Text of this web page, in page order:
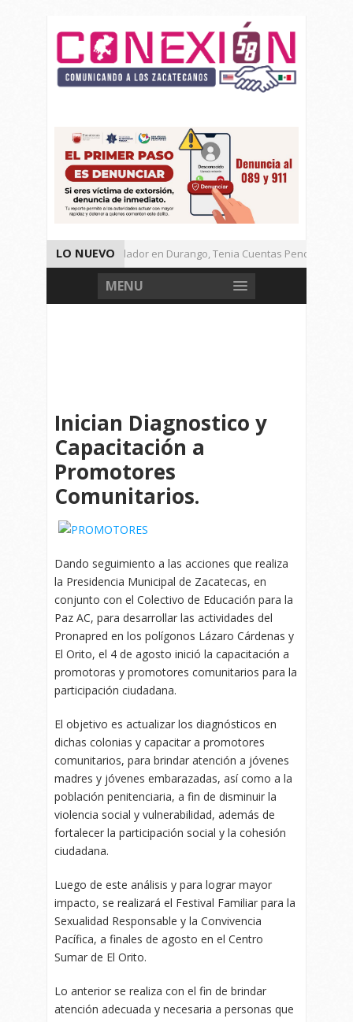
LO NUEVO
Detienen a Defraudador en Durango, Tenia Cuentas Pendientes en
Presenta Presidenta Sheinbaum, 10 Acciones Para Explotación de
MENU
Inician Diagnostico y
Capacitación a
Promotores
Comunitarios.
Dando seguimiento a las acciones que realiza
la Presidencia Municipal de Zacatecas, en
conjunto con el Colectivo de Educación para la
Paz AC, para desarrollar las actividades del
Pronapred en los polígonos Lázaro Cárdenas y
El Orito, el 4 de agosto inició la capacitación a
promotoras y promotores comunitarios para la
participación ciudadana.
El objetivo es actualizar los diagnósticos en
dichas colonias y capacitar a promotores
comunitarios, para brindar atención a jóvenes
madres y jóvenes embarazadas, así como a la
población penitenciaria, a fin de disminuir la
violencia social y vulnerabilidad, además de
fortalecer la participación social y la cohesión
ciudadana.
Luego de este análisis y para lograr mayor
impacto, se realizará el Festival Familiar para la
Sexualidad Responsable y la Convivencia
Pacífica, a finales de agosto en el Centro
Sumar de El Orito.
Lo anterior se realiza con el fin de brindar
atención adecuada y necesaria a personas que